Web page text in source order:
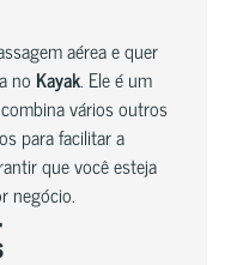
aérea e quer
no Kayak. Ele é um
vários outros
para facilitar a
que você esteja
negócio.